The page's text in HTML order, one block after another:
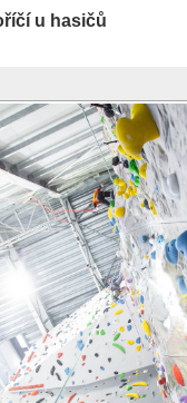
u hasičů